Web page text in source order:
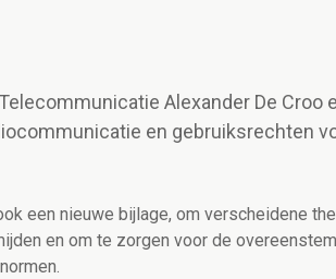
Alexander De Croo
en gebruiksrechten
een nieuwe bijlage, om verscheidene
en om te zorgen voor de